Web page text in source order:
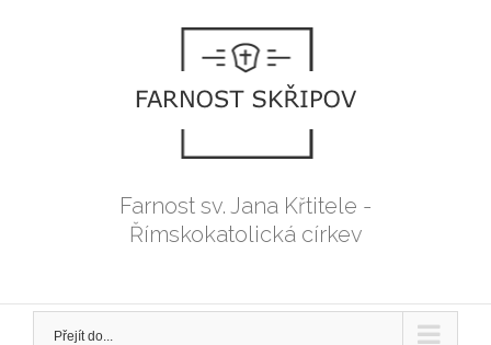
Farnost sv. Jana Křtitele -
Římskokatolická církev
Přejít do...